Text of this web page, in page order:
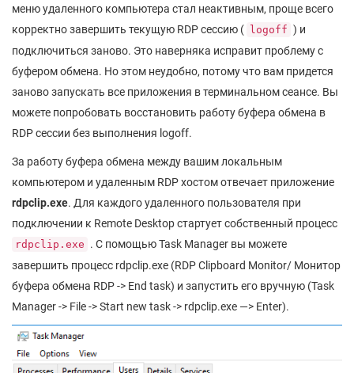
меню удаленного компьютера стал неактивным, проще всего
корректно завершить текущую RDP сессию (
logoff ) и
подключиться заново. Это наверняка исправит проблему с
буфером обмена. Но этом неудобно, потому что вам придется
заново запускать все приложения в терминальном сеансе. Вы
можете попробовать восстановить работу буфера обмена в
RDP сессии без выполнения logoff.
За работу буфера обмена между вашим локальным
компьютером и удаленным RDP хостом отвечает приложение
rdpclip.exe. Для каждого удаленного пользователя при
подключении к Remote Desktop стартует собственный процесс
rdpclip.exe . С помощью Task Manager вы можете
завершить процесс rdpclip.exe (RDP Clipboard Monitor/ Монитор
буфера обмена RDP -> End task) и запустить его вручную (Task
Manager -> File -> Start new task -> rdpclip.exe —> Enter).